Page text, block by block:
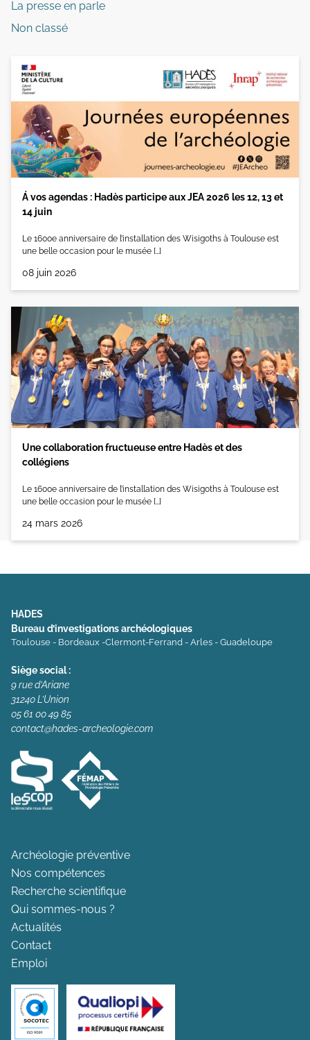
La presse en parle
Non classé
Á vos agendas : Hadès participe aux JEA 2026 les 12, 13 et
14 juin
Le 1600e anniversaire de l’installation des Wisigoths à Toulouse est
une belle occasion pour le musée […]
08 juin 2026
Une collaboration fructueuse entre Hadès et des
collégiens
Le 1600e anniversaire de l’installation des Wisigoths à Toulouse est
une belle occasion pour le musée […]
24 mars 2026
HADES
Bureau d’investigations archéologiques
Toulouse - Bordeaux -Clermont-Ferrand - Arles - Guadeloupe
Siège social :
9 rue d’Ariane
31240 L’Union
05 61 00 49 85
contact@hades-archeologie.com
Archéologie préventive
Nos compétences
Recherche scientifique
Qui sommes-nous ?
Actualités
Contact
Emploi